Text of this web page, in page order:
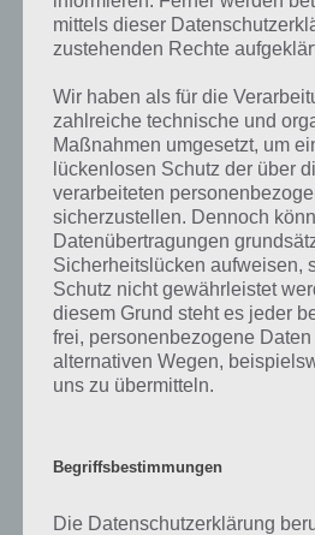
Entsprechend ist dies ein weiterer Anreiz
nochmal zu spielen, um die optimale
Trailer zu 100 Squares
Nachfolgend haben wir für euch ein
Level mit Lösung zu 100 Squares zeigt.
einen guten Überblick zum Spiel.
mittels dieser
zustehenden Rechte
Wir haben als für die
zahlreiche technische und
Maßnahmen umgesetzt, um
lückenlosen Schutz der über
verarbeiteten
sicherzustellen. Dennoch
Datenübertragungen
Sicherheitslücken aufweisen,
Schutz nicht gewährleistet
diesem Grund steht es jeder
frei, personenbezogene
alternativen Wegen,
uns zu übermitteln.
Begriffsbestimmungen
Die Datenschutzerklärung